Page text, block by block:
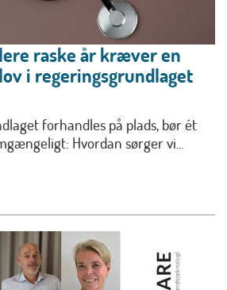
raske år kræver en
i regeringsgrundlaget
forhandles på plads, bør ét
Hvordan sørger vi...